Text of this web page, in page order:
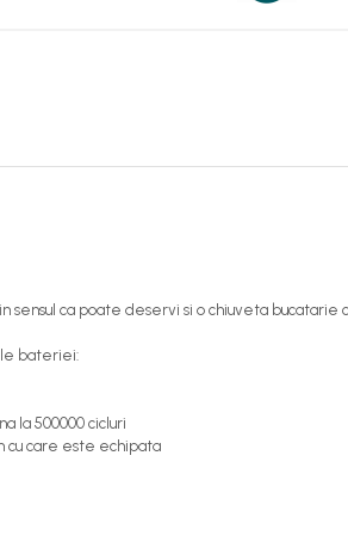
ca poate deservi si o chiuveta bucatarie
bateriei:
la 500000 cicluri
cu care este echipata